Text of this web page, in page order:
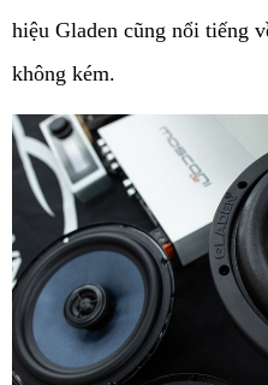
hiệu Gladen cũng nổi tiếng
không kém.